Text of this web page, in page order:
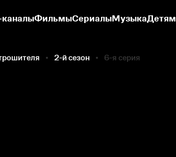
ФильмыСериалыМузыкаДетям
2-й сезон 6-я серия